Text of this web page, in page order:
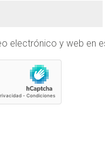
electrónico y web en